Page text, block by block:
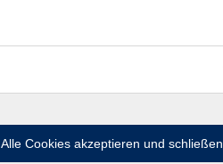
Alle Cookies akzeptieren und schließen